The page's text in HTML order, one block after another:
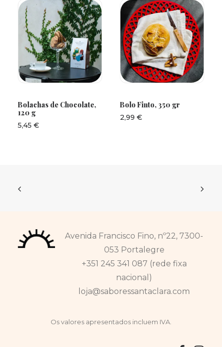
Bolachas de Chocolate,
120 g
5,45 €
Bolo Finto, 350 gr
2,99 €
Avenida Francisco Fino, nº22, 7300-
053 Portalegre
+351 245 341 087 (rede fixa
nacional)
loja@saboressantaclara.com
Os valores apresentados incluem IVA.